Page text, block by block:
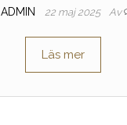
ADMIN 22 maj 2025 Av
Läs mer